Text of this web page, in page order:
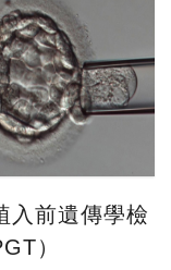
入前遺傳學檢
）